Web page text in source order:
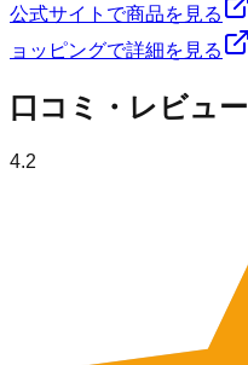
公式サイトで商品を見る
ョッピングで詳細を見る
口コミ・レビュー
4.2